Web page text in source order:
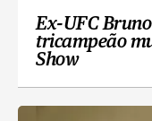
Ex-UFC
tricampeão
Show